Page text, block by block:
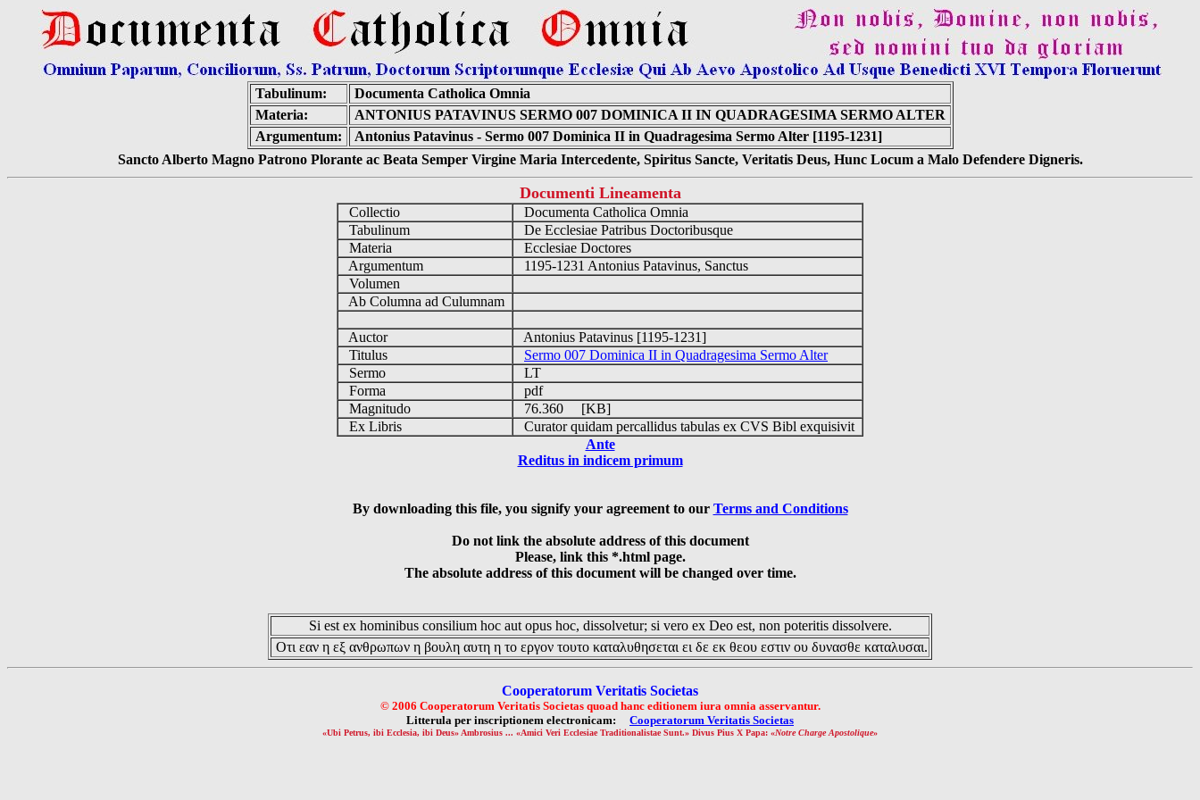
Tabulinum:
Documenta Catholica Omnia
Materia:
ANTONIUS PATAVINUS SERMO 007 DOMINICA II IN QUADRAGESIMA SERMO ALTER
Argumentum:
Antonius Patavinus - Sermo 007 Dominica II in Quadragesima Sermo Alter [1195-1231]
Sancto Alberto Magno Patrono Plorante ac Beata Semper Virgine Maria Intercedente, Spiritus Sancte, Veritatis Deus, Hunc Locum a Malo Defendere Digneris.
Documenti Lineamenta
Collectio
Documenta Catholica Omnia
Tabulinum
De Ecclesiae Patribus Doctoribusque
Materia
Ecclesiae Doctores
Argumentum
1195-1231 Antonius Patavinus, Sanctus
Volumen
Ab Columna ad Culumnam
Auctor
Antonius Patavinus [1195-1231]
Titulus
Sermo 007 Dominica II in Quadragesima Sermo Alter
Sermo
LT
Forma
pdf
Magnitudo
76.360 [KB]
Ex Libris
Curator quidam percallidus tabulas ex CVS Bibl exquisivit
Ante
Reditus in indicem primum
By downloading this file, you signify your agreement to our Terms and Conditions
Do not link the absolute address of this document
Please, link this *.html page.
The absolute address of this document will be changed over time.
Si est ex hominibus consilium hoc aut opus hoc, dissolvetur; si vero ex Deo est, non poteritis dissolvere.
Οτι εαν η εξ ανθρωπων η βουλη αυτη η το εργον τουτο καταλυθησεται ει δε εκ θεου εστιν ου δυνασθε καταλυσαι.
Cooperatorum Veritatis Societas
© 2006 Cooperatorum Veritatis Societas quoad hanc editionem iura omnia asservantur.
Litterula per inscriptionem electronicam: Cooperatorum Veritatis Societas
«Ubi Petrus, ibi Ecclesia, ibi Deus» Ambrosius ... «Amici Veri Ecclesiae Traditionalistae Sunt.» Divus Pius X Papa: «Notre Charge Apostolique»